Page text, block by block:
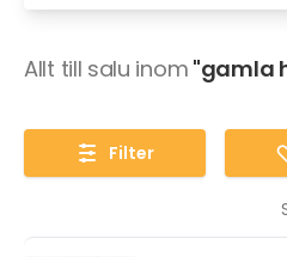
Allt till salu inom "gamla
Filter